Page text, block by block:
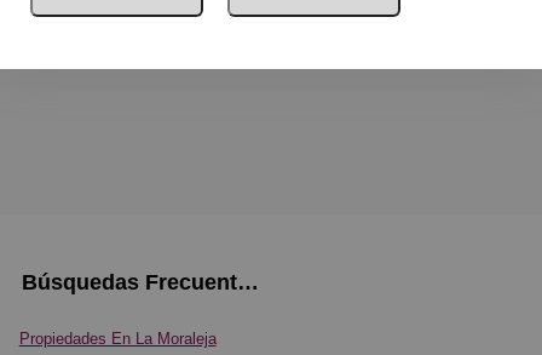
Búsquedas Frecuentes
Propiedades En La Moraleja